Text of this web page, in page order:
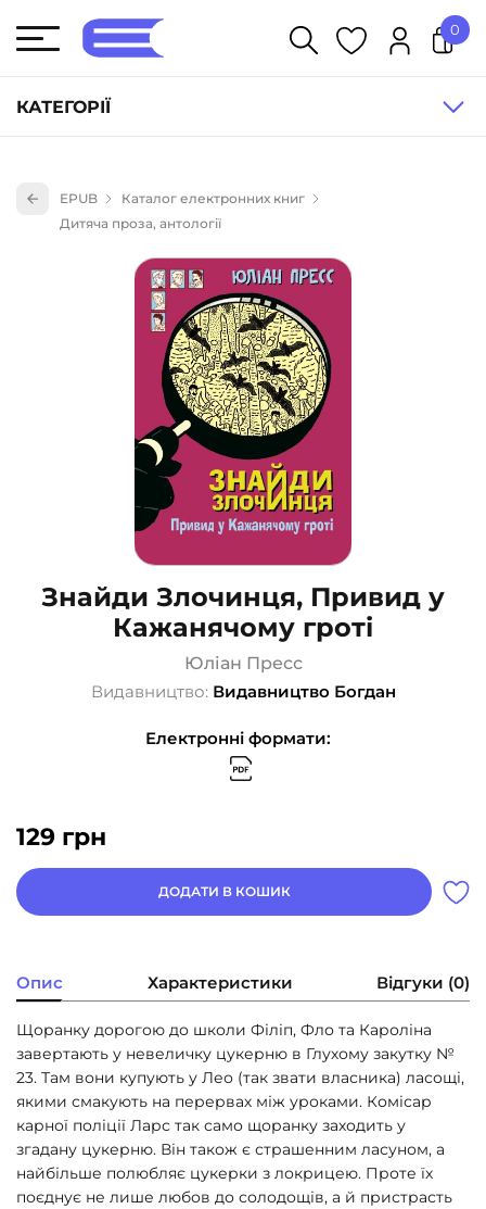
КАТЕГОРІЇ
Книги для дітей (833)
Науково-популярна література (1015)
Навчальна література та посібники (527)
Енциклопедії, довідники, словники (55)
Подарункові сертифікати (1)
0
EPUB
Каталог електронних книг
Дитяча проза, антології
Знайди Злочинця, Привид у
Кажанячому гроті
Юліан Пресс
Видавництво: Видавництво Богдан
Електронні формати:
129 грн
ДОДАТИ В КОШИК
Опис Характеристики Відгуки (0)
Щоранку дорогою до школи Філіп, Фло та Кароліна
завертають у невеличку цукерню в Глухому закутку №
23. Там вони купують у Лео (так звати власника) ласощі,
якими смакують на перервах між уроками. Комісар
карної поліції Ларс так само щоранку заходить у
згадану цукерню. Він також є страшенним ласуном, а
найбільше полюбляє цукерки з локрицею. Проте їх
поєднує не лише любов до солодощів, а й пристрасть